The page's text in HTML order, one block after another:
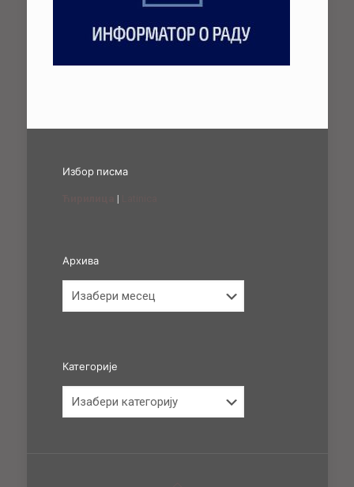
Избор писма
|
Архива
Категорије